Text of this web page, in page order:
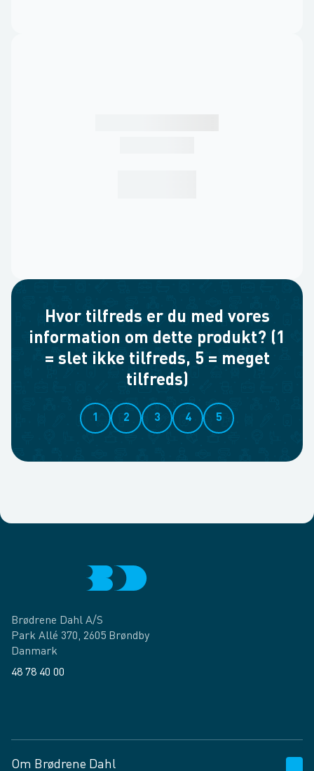
Hvor tilfreds er du med vores
information om dette produkt? (1
= slet ikke tilfreds, 5 = meget
tilfreds)
1 2 3 4 5
Brødrene Dahl A/S
Park Allé 370, 2605 Brøndby
Danmark
48 78 40 00
Om Brødrene Dahl